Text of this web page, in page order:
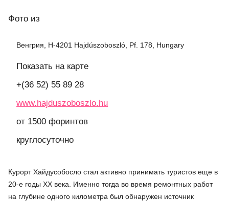
Фото из
Венгрия, H-4201 Hajdúszoboszló, Pf. 178, Hungary
Показать на карте
+(36 52) 55 89 28
www.hajduszoboszlo.hu
от 1500 форинтов
круглосуточно
Курорт Хайдусобосло стал активно принимать туристов еще в
20-е годы XX века. Именно тогда во время ремонтных работ
на глубине одного километра был обнаружен источник